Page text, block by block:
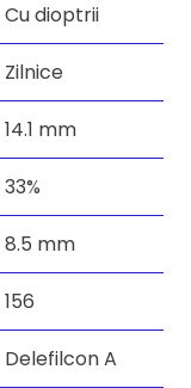
Cu dioptrii
Zilnice
14.1 mm
33%
8.5 mm
156
Delefilcon A